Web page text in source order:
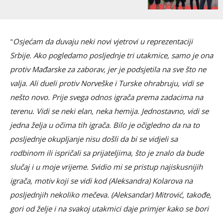
"Osjećam da duvaju neki novi vjetrovi u reprezentaciji
Srbije. Ako pogledamo posljednje tri utakmice, samo je ona
protiv Mađarske za zaborav, jer je podsjetila na sve što ne
valja. Ali dueli protiv Norveške i Turske ohrabruju, vidi se
nešto novo. Prije svega odnos igrača prema zadacima na
terenu. Vidi se neki elan, neka hemija. Jednostavno, vidi se
jedna želja u očima tih igrača. Bilo je očigledno da na to
posljednje okupljanje nisu došli da bi se vidjeli sa
rodbinom ili ispričali sa prijateljima, što je znalo da bude
slučaj i u moje vrijeme. Svidio mi se pristup najiskusnijih
igrača, motiv koji se vidi kod (Aleksandra) Kolarova na
posljednjih nekoliko mečeva. (Aleksandar) Mitrović, takođe,
gori od želje i na svakoj utakmici daje primjer kako se bori